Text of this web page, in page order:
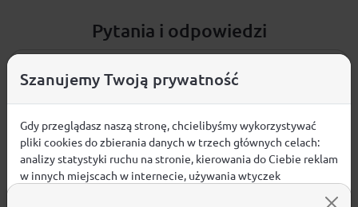
Pytania i odpowiedzi
Nie ma jeszcze pytań. Bądź pierwszy :)
Szanujemy Twoją prywatność
Gdy przeglądasz naszą stronę, chcielibyśmy wykorzystywać
pliki cookies do zbierania danych w trzech głównych celach:
analizy statystyki ruchu na stronie, kierowania do Ciebie reklam
w innych miejscach w internecie, używania wtyczek